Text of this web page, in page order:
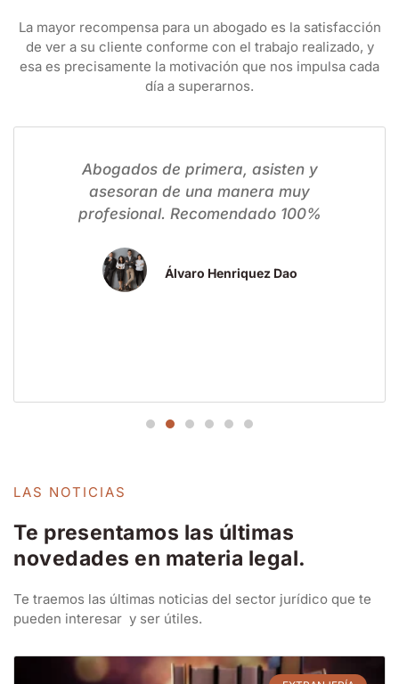
La mayor recompensa para un abogado es la satisfacción
de ver a su cliente conforme con el trabajo realizado, y
esa es precisamente la motivación que nos impulsa cada
día a superarnos.
Abogados de primera, asisten y
asesoran de una manera muy
profesional. Recomendado 100%
Álvaro Henriquez Dao
LAS NOTICIAS
Te presentamos las últimas
novedades en materia legal.
Te traemos las últimas noticias del sector jurídico que te
pueden interesar y ser útiles.